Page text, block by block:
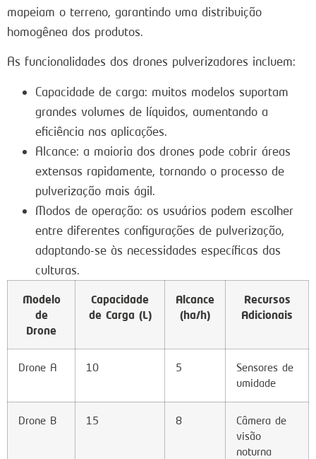
mapeiam o terreno, garantindo uma distribuição
homogênea dos produtos.
As funcionalidades dos drones pulverizadores incluem:
Capacidade de carga: muitos modelos suportam
grandes volumes de líquidos, aumentando a
eficiência nas aplicações.
Alcance: a maioria dos drones pode cobrir áreas
extensas rapidamente, tornando o processo de
pulverização mais ágil.
Modos de operação: os usuários podem escolher
entre diferentes configurações de pulverização,
adaptando-se às necessidades específicas das
culturas.
Modelo
de
Drone
Capacidade
de Carga (L)
Alcance
(ha/h)
Recursos
Adicionais
Drone A 10 5
Sensores de
umidade
Drone B 15 8
Câmera de
visão
noturna